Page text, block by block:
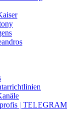
| TELEGRAM